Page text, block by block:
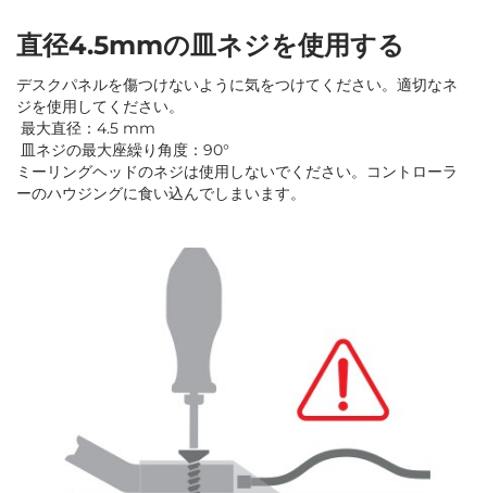
直径4.5mmの皿ネジを使用する
デスクパネルを傷つけないように気をつけてください。適切なネ
ジを使用してください。
最大直径：4.5 mm
皿ネジの最大座繰り角度：90°
ミーリングヘッドのネジは使用しないでください。コントローラ
ーのハウジングに食い込んでしまいます。